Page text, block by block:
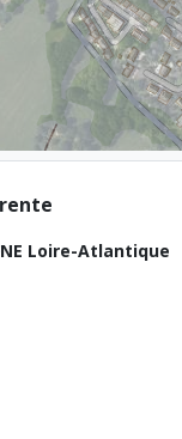
Loire-Atlantique